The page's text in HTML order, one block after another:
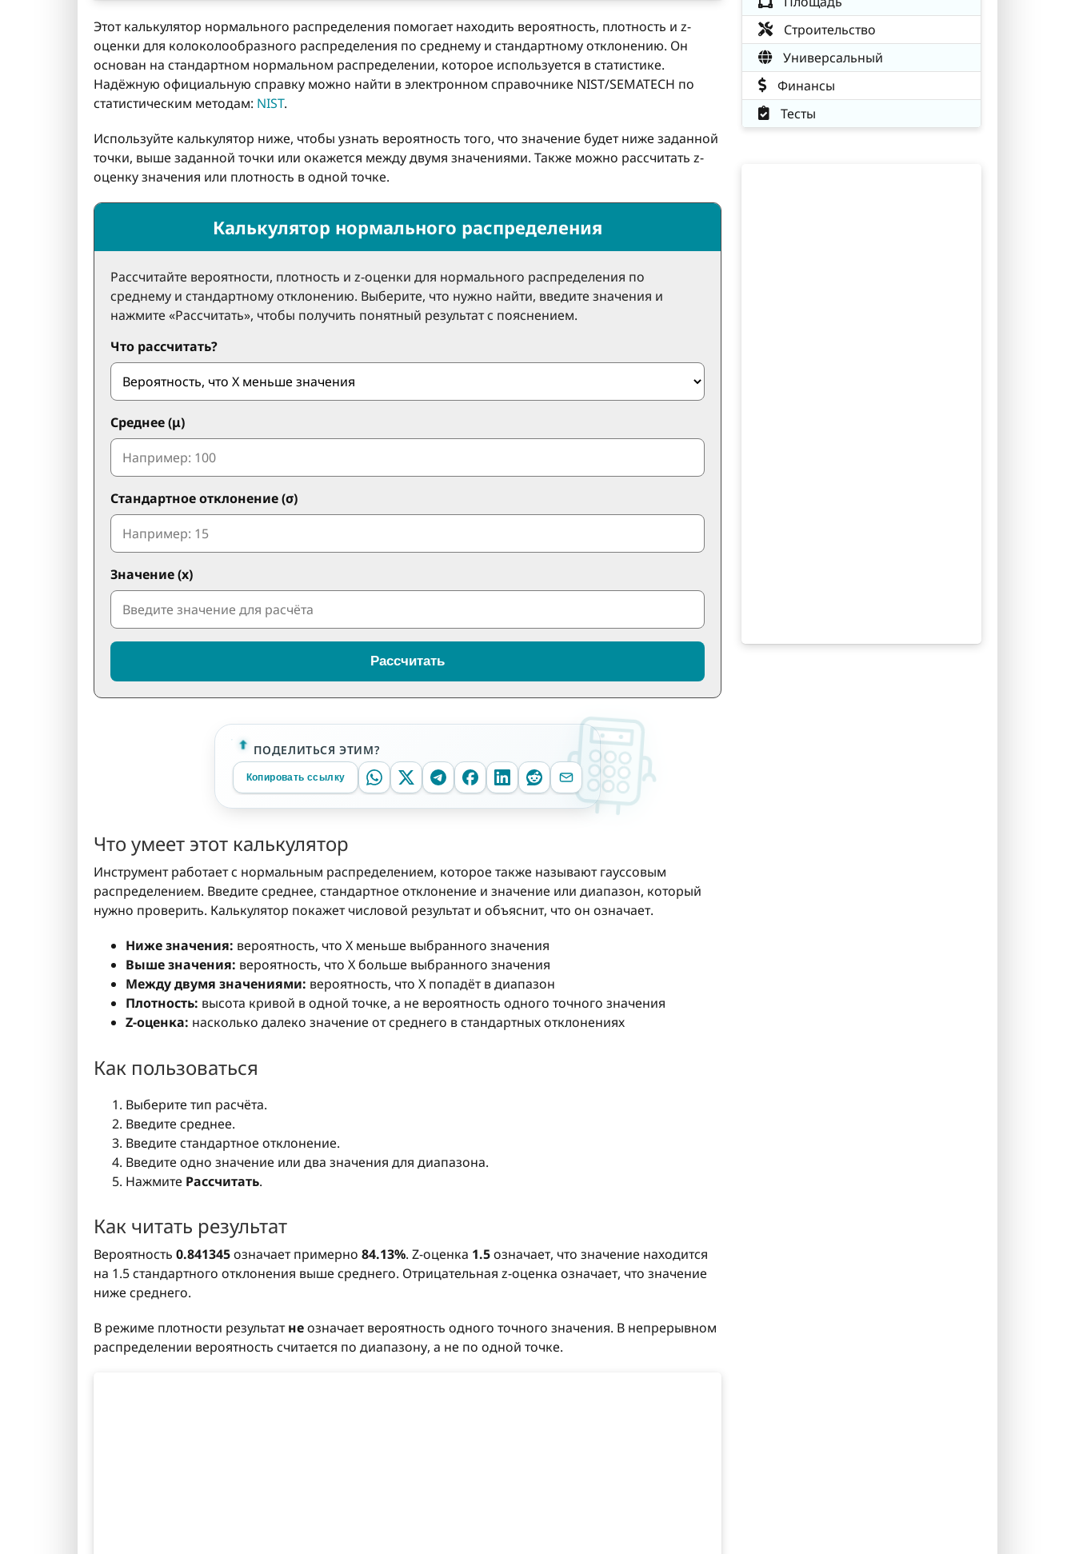
Этот калькулятор нормального распределения помогает находить вероятность, плотность и z-
оценки для колоколообразного распределения по среднему и стандартному отклонению. Он
основан на стандартном нормальном распределении, которое используется в статистике.
Надёжную официальную справку можно найти в электронном справочнике NIST/SEMATECH по
статистическим методам: NIST.
Используйте калькулятор ниже, чтобы узнать вероятность того, что значение будет ниже заданной
точки, выше заданной точки или окажется между двумя значениями. Также можно рассчитать z-
оценку значения или плотность в одной точке.
Калькулятор нормального распределения
Рассчитайте вероятности, плотность и z-оценки для нормального распределения по
среднему и стандартному отклонению. Выберите, что нужно найти, введите значения и
нажмите «Рассчитать», чтобы получить понятный результат с пояснением.
Что рассчитать?
Среднее (μ)
Стандартное отклонение (σ)
Значение (x)
Рассчитать
ПОДЕЛИТЬСЯ ЭТИМ?
Копировать ссылку
Что умеет этот калькулятор
Инструмент работает с нормальным распределением, которое также называют гауссовым
распределением. Введите среднее, стандартное отклонение и значение или диапазон, который
нужно проверить. Калькулятор покажет числовой результат и объяснит, что он означает.
Ниже значения: вероятность, что X меньше выбранного значения
Выше значения: вероятность, что X больше выбранного значения
Между двумя значениями: вероятность, что X попадёт в диапазон
Плотность: высота кривой в одной точке, а не вероятность одного точного значения
Z-оценка: насколько далеко значение от среднего в стандартных отклонениях
Как пользоваться
Выберите тип расчёта.
Введите среднее.
Введите стандартное отклонение.
Введите одно значение или два значения для диапазона.
Нажмите Рассчитать.
Как читать результат
Вероятность 0.841345означает примерно 84.13%. Z-оценка 1.5означает, что значение находится
на 1.5 стандартного отклонения выше среднего. Отрицательная z-оценка означает, что значение
ниже среднего.
В режиме плотности результатнеозначает вероятность одного точного значения. В непрерывном
распределении вероятность считается по диапазону, а не по одной точке.
Строительство
Универсальный
Финансы
Тесты